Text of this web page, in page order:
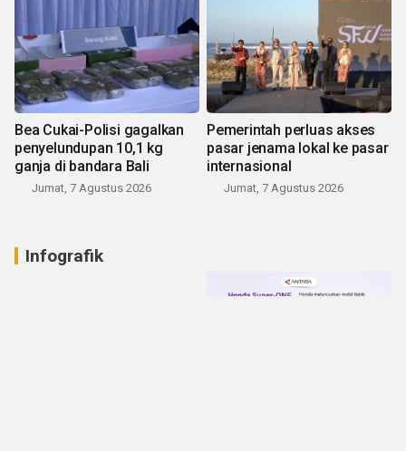
Bea Cukai-Polisi gagalkan
penyelundupan 10,1 kg
ganja di bandara Bali
Jumat, 7 Agustus 2026
Pemerintah perluas akses
pasar jenama lokal ke pasar
internasional
Jumat, 7 Agustus 2026
Infografik